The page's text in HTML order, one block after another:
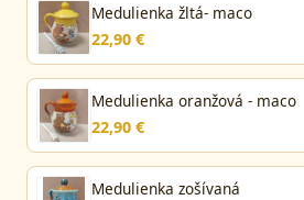
Medulienka žltá- maco
22,90 €
Medulienka oranžová - maco
22,90 €
Medulienka zošívaná